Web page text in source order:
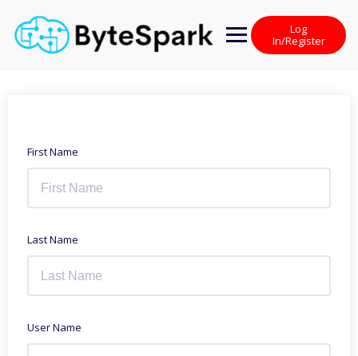
content
Log
In/Register
First Name
Last Name
User Name